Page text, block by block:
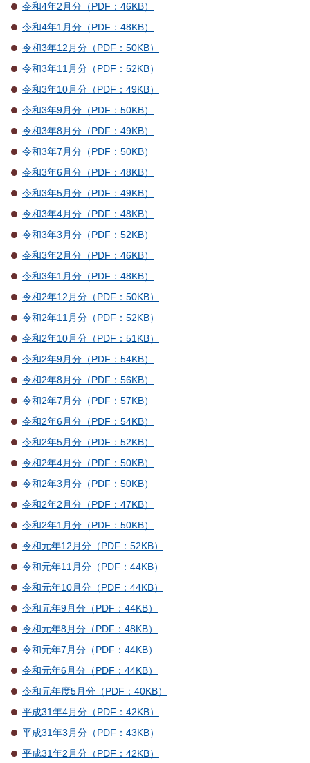
令和4年2月分（PDF：46KB）
令和4年1月分（PDF：48KB）
令和3年12月分（PDF：50KB）
令和3年11月分（PDF：52KB）
令和3年10月分（PDF：49KB）
令和3年9月分（PDF：50KB）
令和3年8月分（PDF：49KB）
令和3年7月分（PDF：50KB）
令和3年6月分（PDF：48KB）
令和3年5月分（PDF：49KB）
令和3年4月分（PDF：48KB）
令和3年3月分（PDF：52KB）
令和3年2月分（PDF：46KB）
令和3年1月分（PDF：48KB）
令和2年12月分（PDF：50KB）
令和2年11月分（PDF：52KB）
令和2年10月分（PDF：51KB）
令和2年9月分（PDF：54KB）
令和2年8月分（PDF：56KB）
令和2年7月分（PDF：57KB）
令和2年6月分（PDF：54KB）
令和2年5月分（PDF：52KB）
令和2年4月分（PDF：50KB）
令和2年3月分（PDF：50KB）
令和2年2月分（PDF：47KB）
令和2年1月分（PDF：50KB）
令和元年12月分（PDF：52KB）
令和元年11月分（PDF：44KB）
令和元年10月分（PDF：44KB）
令和元年9月分（PDF：44KB）
令和元年8月分（PDF：48KB）
令和元年7月分（PDF：44KB）
令和元年6月分（PDF：44KB）
令和元年度5月分（PDF：40KB）
平成31年4月分（PDF：42KB）
平成31年3月分（PDF：43KB）
平成31年2月分（PDF：42KB）